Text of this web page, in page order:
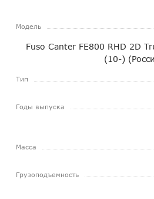
Модель
Fuso Canter FE800 RHD 2D
(10-)
Тип
Годы выпуска
Масса
Грузоподъемность